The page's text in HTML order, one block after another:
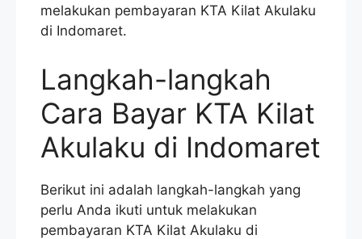
melakukan pembayaran KTA Kilat Akulaku
di Indomaret.
Langkah-langkah
Cara Bayar KTA Kilat
Akulaku di Indomaret
Berikut ini adalah langkah-langkah yang
perlu Anda ikuti untuk melakukan
pembayaran KTA Kilat Akulaku di